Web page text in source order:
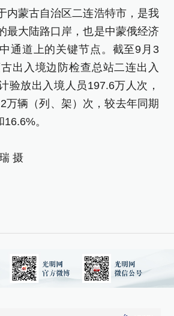
内蒙古自治区二连浩特市，是我
最大陆路口岸，也是中蒙俄经济
通道上的关键节点。截至9月3
出入境边防检查总站二连出入
验放出入境人员197.6万人次，
万辆（列、架）次，较去年同期
。
摄